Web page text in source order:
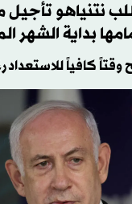
نتنياهو
بداية الشهر
وقتاً كافياً للاستعداد